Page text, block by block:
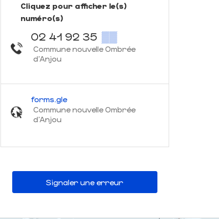
Cliquez pour afficher le(s)
numéro(s)
02 41 92 35 ▒▒
Commune nouvelle Ombrée
d'Anjou
forms.gle
Commune nouvelle Ombrée
d'Anjou
Signaler une erreur